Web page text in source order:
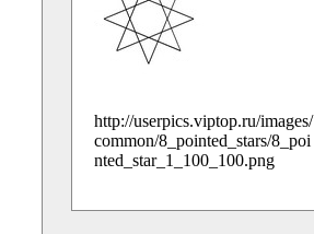
http://userpics.viptop.ru/images/
common/8_pointed_stars/8_poi
nted_star_1_100_100.png